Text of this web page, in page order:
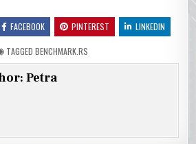
FACEBOOK PINTEREST LINKEDIN
TAGGED BENCHMARK.RS
Petra